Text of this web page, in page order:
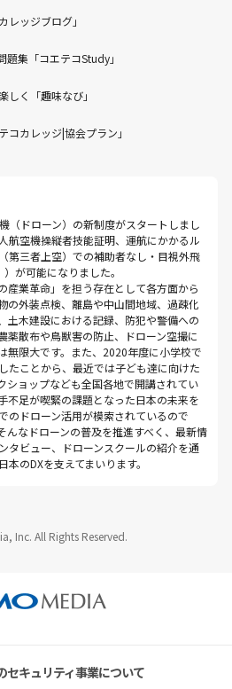
レッジブログ」
集「コエテコStudy」
しく「趣味なび」
カレッジ|協会プラン」
（ドローン）の新制度がスタートしまし
航空機操縦者技能証明、運航にかかるル
第三者上空）での補助者なし・目視外飛
が可能になりました。
産業革命」を担う存在として各方面から
の外装点検、離島や中山間地域、過疎化
土木建設における記録、防犯や警備への
薬散布や鳥獣害の防止、ドローン空撮に
無限大です。また、2020年度に小学校で
たことから、最近では子ども達に向けた
ショップなども全国各地で開講されてい
不足が喫緊の課題となった日本の未来を
のドローン活用が模索されているので
んなドローンの普及を推進すべく、最新情
タビュー、ドローンスクールの紹介を通
のDXを支えてまいります。
Inc. All Rights Reserved.
セキュリティ事業について